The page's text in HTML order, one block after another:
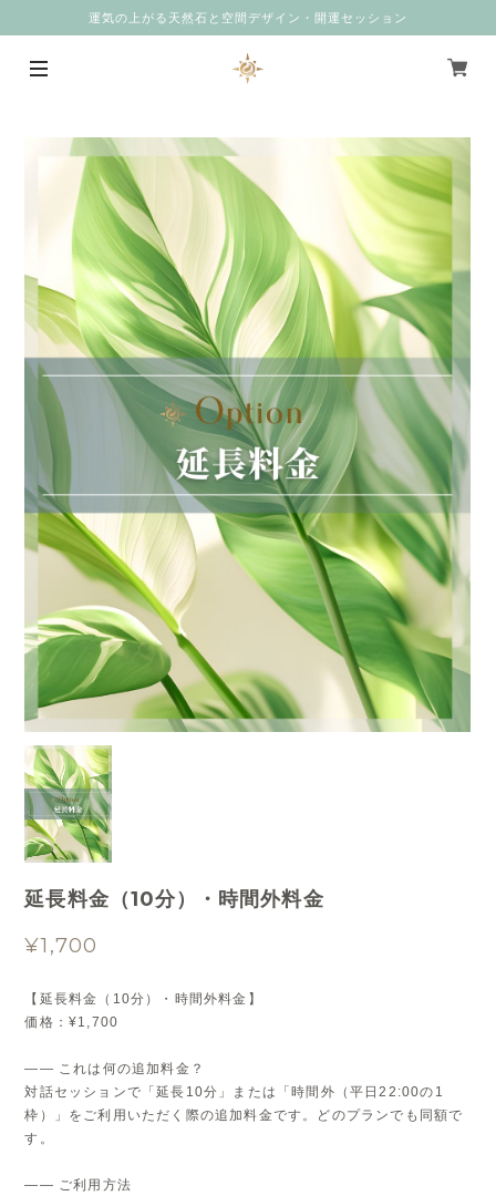
運気の上がる天然石と空間デザイン・開運セッション
延長料金（10分）・時間外料金
¥1,700
【延長料金（10分）・時間外料金】
価格：¥1,700
―― これは何の追加料金？
対話セッションで「延長10分」または「時間外（平日22:00の1
枠）」をご利用いただく際の追加料金です。どのプランでも同額で
す。
―― ご利用方法